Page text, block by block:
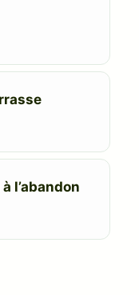
l’abandon